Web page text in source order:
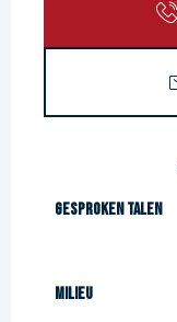
Gesproken talen
Gesproken talen
Milieu
Milieu